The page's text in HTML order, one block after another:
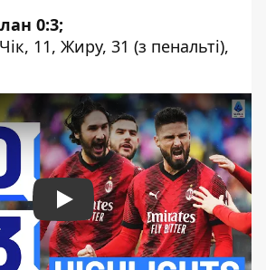
0:3;
11, Жиру, 31 (з пенальті),
Play